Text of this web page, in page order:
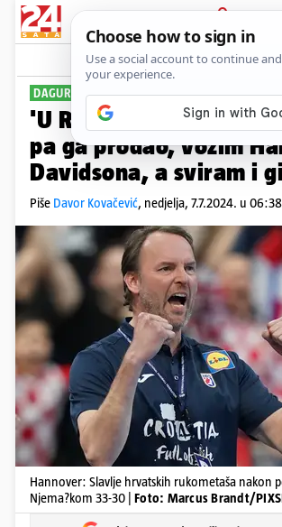
PRIJAVA
Sport
DAGUR SIGURDSSON ZA 24SATA PLUS+
'U Reykjaviku sam imao
pa ga prodao, vozim
Davidsona, a sviram i
Piše Davor Kovačević, nedjelja, 7.7.2024. u 06:38
Hannover: Slavlje hrvatskih rukometaša nakon
Njema?kom 33-30 | Foto: Marcus Brandt/